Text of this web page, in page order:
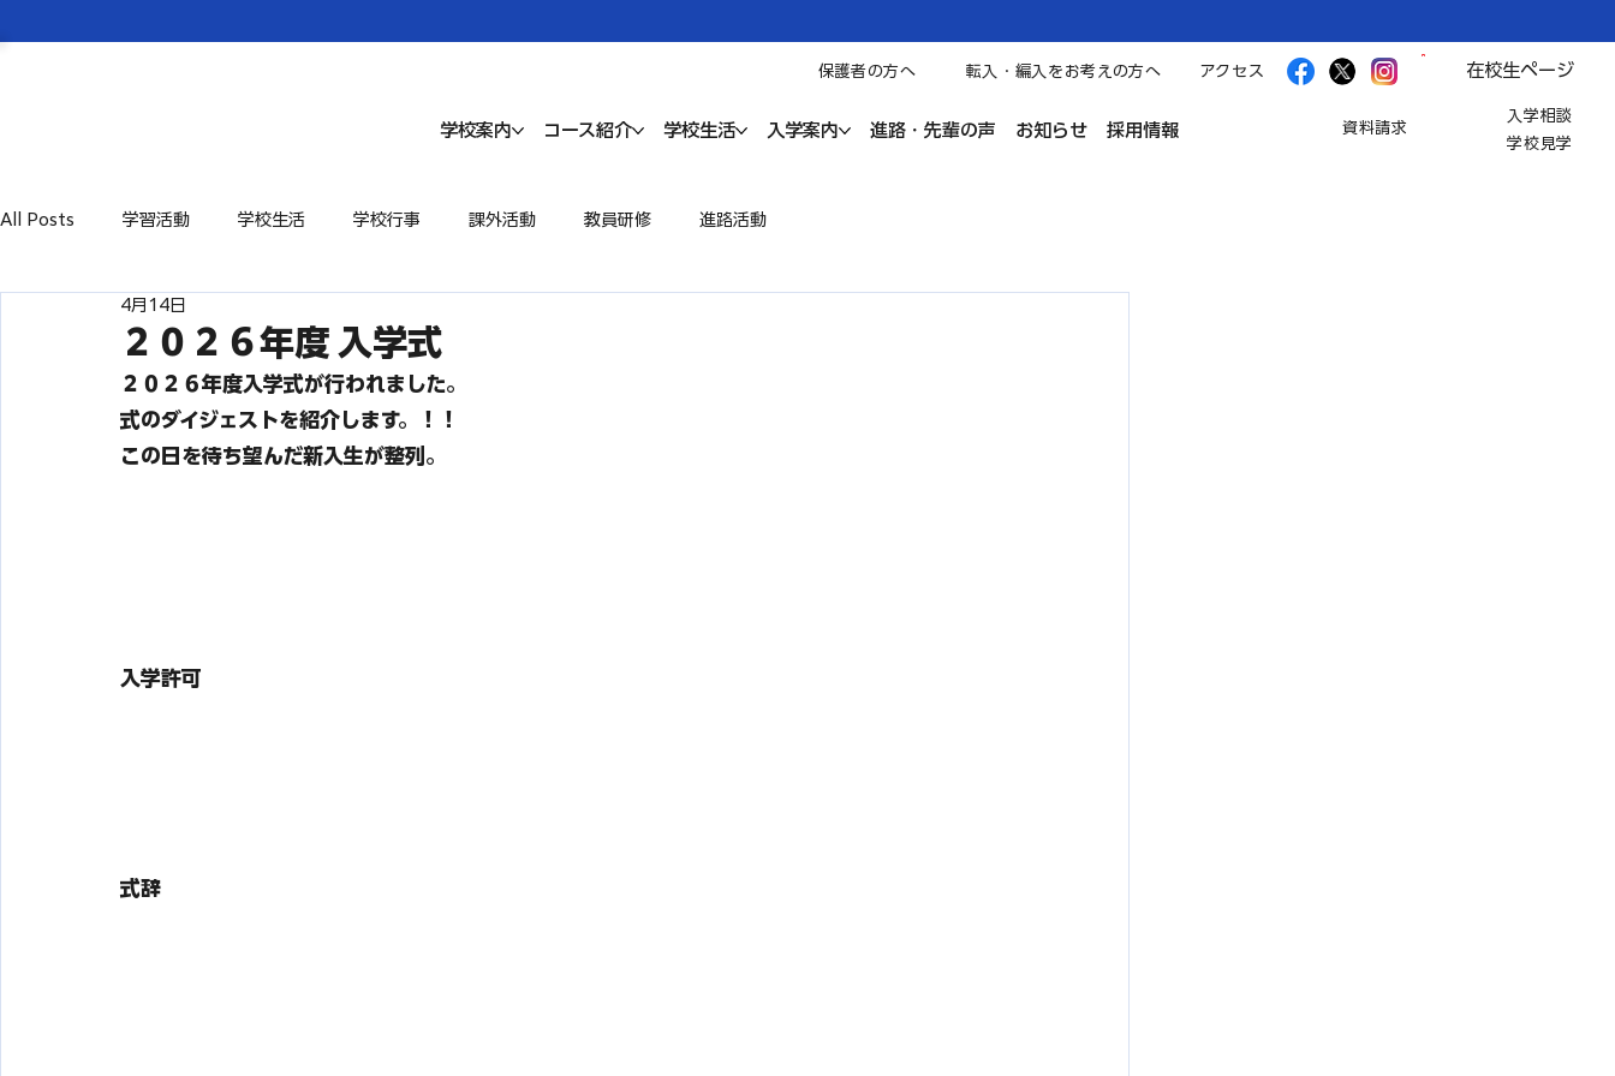
All Posts 学習活動 学校生活 学校行事 課外活動 教員研修 進路活動
２０２６年度 入学式
4月14日
２０２６年度入学式が行われました。
式のダイジェストを紹介します。！！
この日を待ち望んだ新入生が整列。
入学許可
式辞
保護者の方へ 転入・編入をお考えの方へ アクセス 在校生ページ
学校案内 コース紹介 学校生活 入学案内 進路・先輩の声 お知らせ 採用情報 資料請求
入学相談
学校見学